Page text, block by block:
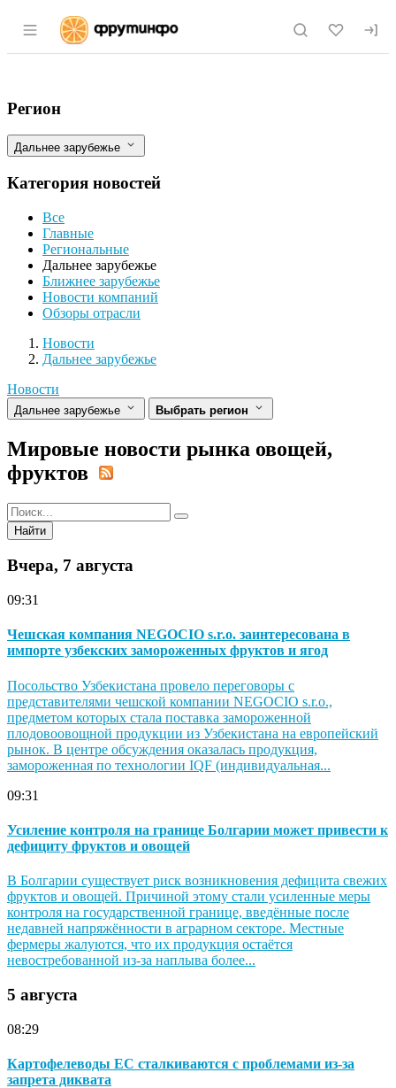
Раздел навигации по сайту fruitinfo.ru
Мировые новости рынка овощей,
Фильтры
Регион
Дальнее зарубежье
Категория новостей
Все
Главные
Региональные
Дальнее зарубежье
Ближнее зарубежье
Новости компаний
Обзоры отрасли
Разделы
Новости
Дальнее зарубежье
Новости
Дальнее зарубежье Выбрать регион
Мировые новости рынка овощей,
фруктов
Найти
Вчера, 7 августа
09:31
Чешская компания NEGOCIO s.r.o. заинтересована в
импорте узбекских замороженных фруктов и ягод
Посольство Узбекистана провело переговоры с
представителями чешской компании NEGOCIO s.r.o.,
предметом которых стала поставка замороженной
плодовоовощной продукции из Узбекистана на европейский
рынок. В центре обсуждения оказалась продукция,
замороженная по технологии IQF (индивидуальная...
09:31
Усиление контроля на границе Болгарии может привести к
дефициту фруктов и овощей
В Болгарии существует риск возникновения дефицита свежих
фруктов и овощей. Причиной этому стали усиленные меры
контроля на государственной границе, введённые после
недавней напряжённости в аграрном секторе. Местные
фермеры жалуются, что их продукция остаётся
невостребованной из-за наплыва более...
5 августа
08:29
Картофелеводы ЕС сталкиваются с проблемами из-за
запрета диквата